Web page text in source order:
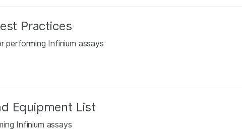
Practices
performing Infinium assays
Equipment List
Infinium assays